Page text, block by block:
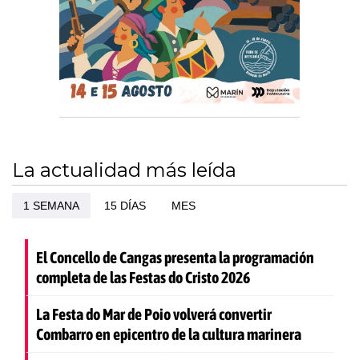
La actualidad más leída
1 SEMANA 15 DÍAS MES
El Concello de Cangas presenta la programación
completa de las Festas do Cristo 2026
La Festa do Mar de Poio volverá convertir
Combarro en epicentro de la cultura marinera